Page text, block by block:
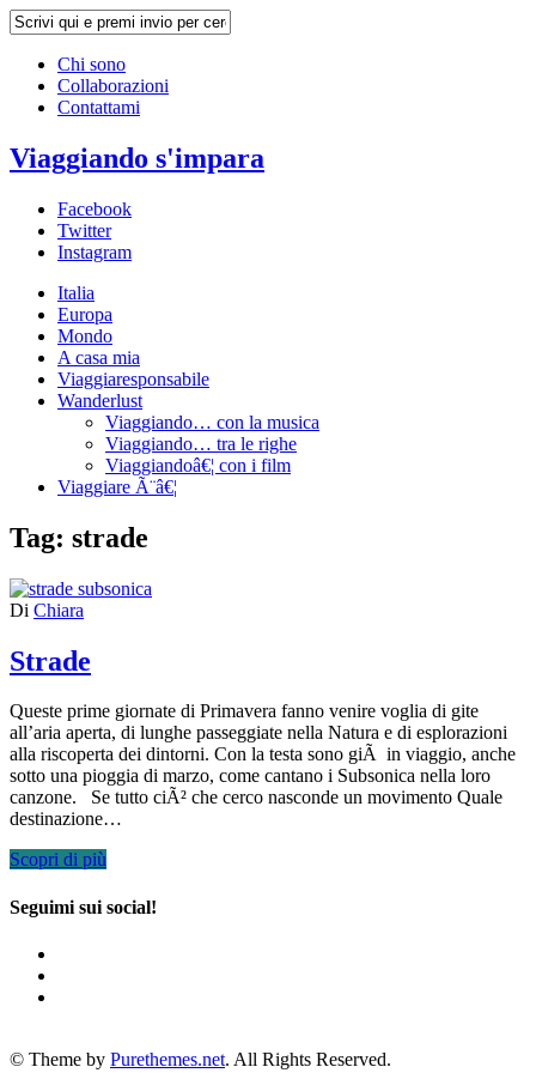
Chi sono
Collaborazioni
Contattami
Viaggiando s'impara
Facebook
Twitter
Instagram
Italia
Europa
Mondo
A casa mia
Viaggiaresponsabile
Wanderlust
Viaggiando… con la musica
Viaggiando… tra le righe
Viaggiandoâ€¦ con i film
Viaggiare Ã¨â€¦
Tag: strade
Di Chiara
Strade
Queste prime giornate di Primavera fanno venire voglia di gite
all’aria aperta, di lunghe passeggiate nella Natura e di esplorazioni
alla riscoperta dei dintorni. Con la testa sono giÃ in viaggio, anche
sotto una pioggia di marzo, come cantano i Subsonica nella loro
canzone. Se tutto ciÃ² che cerco nasconde un movimento Quale
destinazione…
Scopri di più
Seguimi sui social!
© Theme by Purethemes.net. All Rights Reserved.